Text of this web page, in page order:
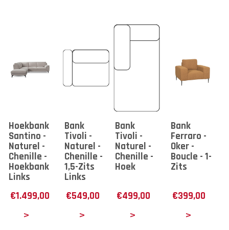
Hoekbank
Santino -
Naturel -
Chenille -
Hoekbank
Links
€1.499,00
Bank
Tivoli -
Naturel -
Chenille -
1,5-Zits
Links
€549,00
Bank
Tivoli -
Naturel -
Chenille -
Hoek
€499,00
Bank
Ferraro -
Oker -
Boucle - 1-
Zits
€399,00